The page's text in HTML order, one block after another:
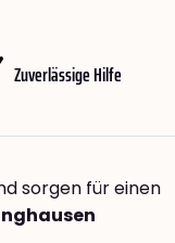
Zuverlässige Hilfe
sorgen für einen